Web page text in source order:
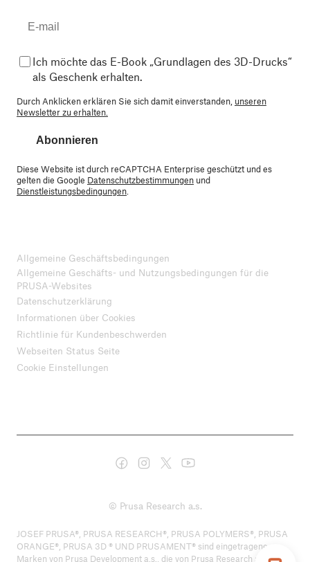
Ich möchte das E-Book „Grundlagen des 3D-Drucks“
als Geschenk erhalten.
Durch Anklicken erklären Sie sich damit einverstanden, unseren
Newsletter zu erhalten.
Abonnieren
Diese Website ist durch reCAPTCHA Enterprise geschützt und es
gelten die Google Datenschutzbestimmungen und
Dienstleistungsbedingungen.
Allgemeine Geschäftsbedingungen
Allgemeine Geschäfts- und Nutzungsbedingungen für die
PRUSA-Websites
Datenschutzerklärung
Informationen über Cookies
Richtlinie für Kundenbeschwerden
Webseiten Status Seite
Cookie Einstellungen
© Prusa Research a.s.
JOSEF PRUSA®, PRUSA RESEARCH®, PRUSA POLYMERS®, PRUSA
ORANGE®, PRUSA 3D ® UND PRUSAMENT® sind eingetragene
Marken von Prusa Development a.s., die von Prusa Research a.s. unter